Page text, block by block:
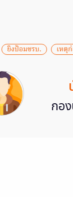
ยิงป้อมชรบ. เหตุ
กอ